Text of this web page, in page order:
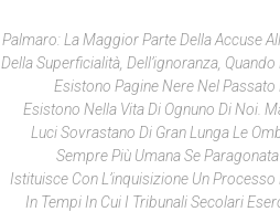
Palmaro: La Maggior Parte Della Accuse
Della Superficialità, Dell’ignoranza,
Esistono Pagine Nere Nel
Esistono Nella Vita Di Ognuno Di Noi.
Luci Sovrastano Di Gran Lunga Le
Sempre Più Umana Se
Istituisce Con L’inquisizione Un Processo
In Tempi In Cui I Tribunali Secolari